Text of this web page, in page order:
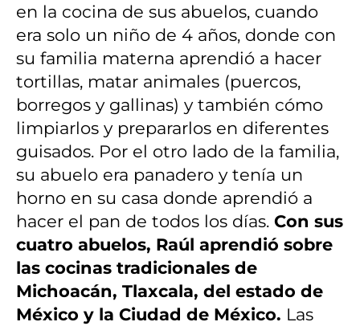
en la cocina de sus abuelos, cuando
era solo un niño de 4 años, donde con
su familia materna aprendió a hacer
tortillas, matar animales (puercos,
borregos y gallinas) y también cómo
limpiarlos y prepararlos en diferentes
guisados. Por el otro lado de la familia,
su abuelo era panadero y tenía un
horno en su casa donde aprendió a
hacer el pan de todos los días. Con sus
cuatro abuelos, Raúl aprendió sobre
las cocinas tradicionales de
Michoacán, Tlaxcala, del estado de
México y la Ciudad de México. Las